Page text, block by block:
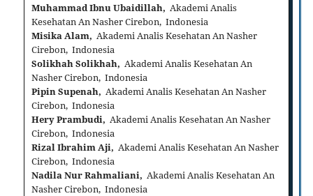
Muhammad Ibnu Ubaidillah, Akademi Analis
Kesehatan An Nasher Cirebon, Indonesia
Misika Alam, Akademi Analis Kesehatan An Nasher
Cirebon, Indonesia
Solikhah Solikhah, Akademi Analis Kesehatan An
Nasher Cirebon, Indonesia
Pipin Supenah, Akademi Analis Kesehatan An Nasher
Cirebon, Indonesia
Hery Prambudi, Akademi Analis Kesehatan An Nasher
Cirebon, Indonesia
Rizal Ibrahim Aji, Akademi Analis Kesehatan An Nasher
Cirebon, Indonesia
Nadila Nur Rahmaliani, Akademi Analis Kesehatan An
Nasher Cirebon, Indonesia